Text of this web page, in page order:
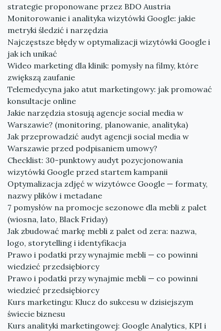
strategie proponowane przez BDO Austria
Monitorowanie i analityka wizytówki Google: jakie
metryki śledzić i narzędzia
Najczęstsze błędy w optymalizacji wizytówki Google i
jak ich unikać
Wideo marketing dla klinik: pomysły na filmy, które
zwiększą zaufanie
Telemedycyna jako atut marketingowy: jak promować
konsultacje online
Jakie narzędzia stosują agencje social media w
Warszawie? (monitoring, planowanie, analityka)
Jak przeprowadzić audyt agencji social media w
Warszawie przed podpisaniem umowy?
Checklist: 30-punktowy audyt pozycjonowania
wizytówki Google przed startem kampanii
Optymalizacja zdjęć w wizytówce Google — formaty,
nazwy plików i metadane
7 pomysłów na promocje sezonowe dla mebli z palet
(wiosna, lato, Black Friday)
Jak zbudować markę mebli z palet od zera: nazwa,
logo, storytelling i identyfikacja
Prawo i podatki przy wynajmie mebli — co powinni
wiedzieć przedsiębiorcy
Prawo i podatki przy wynajmie mebli — co powinni
wiedzieć przedsiębiorcy
Kurs marketingu: Klucz do sukcesu w dzisiejszym
świecie biznesu
Kurs analityki marketingowej: Google Analytics, KPI i